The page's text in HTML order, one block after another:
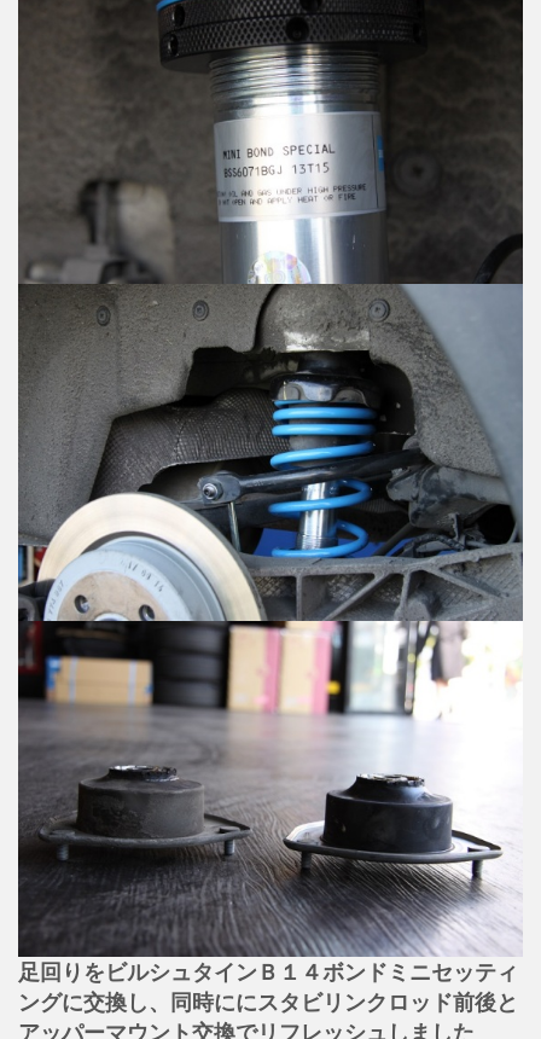
足回りをビルシュタインＢ１４ボンドミニセッティ
ングに交換し、同時ににスタビリンクロッド前後と
アッパーマウント交換でリフレッシュしました